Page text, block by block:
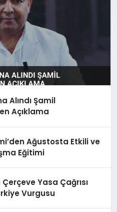
Alındı Şamil
Açıklama
Ağustosta Etkili ve
Eğitimi
Yasa Çağrısı
Vurgusu